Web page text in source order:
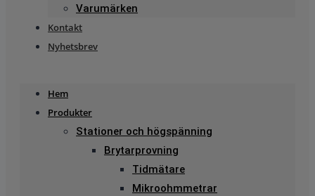
Varumärken
Kontakt
Nyhetsbrev
Hem
Produkter
Stationer och högspänning
Brytarprovning
Tidmätare
Mikroohmmetrar